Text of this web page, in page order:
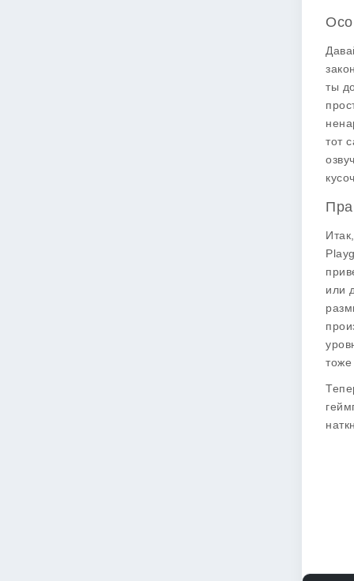
ты
тот
или